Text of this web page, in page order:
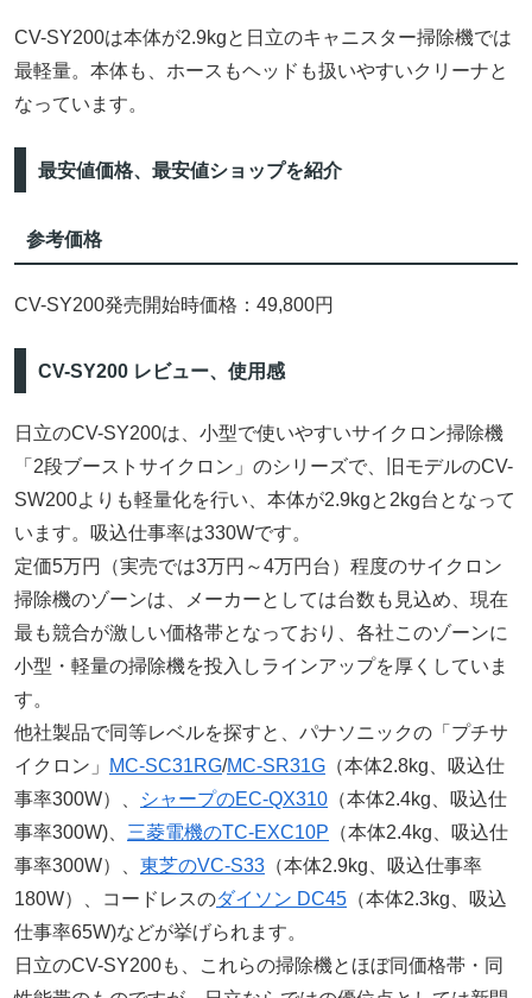
CV-SY200は本体が2.9kgと日立のキャニスター掃除機では
最軽量。本体も、ホースもヘッドも扱いやすいクリーナと
なっています。
最安値価格、最安値ショップを紹介
参考価格
CV-SY200発売開始時価格：49,800円
CV-SY200 レビュー、使用感
日立のCV-SY200は、小型で使いやすいサイクロン掃除機
「2段ブーストサイクロン」のシリーズで、旧モデルのCV-
SW200よりも軽量化を行い、本体が2.9kgと2kg台となって
います。吸込仕事率は330Wです。
定価5万円（実売では3万円～4万円台）程度のサイクロン
掃除機のゾーンは、メーカーとしては台数も見込め、現在
最も競合が激しい価格帯となっており、各社このゾーンに
小型・軽量の掃除機を投入しラインアップを厚くしていま
す。
他社製品で同等レベルを探すと、パナソニックの「プチサ
イクロン」
MC-SC31RG/MC-SR31G （本体2.8kg、吸込仕
事率300W）、
シャープのEC-QX310 （本体2.4kg、吸込仕
事率300W)、 三菱電機のTC-EXC10P （本体2.4kg、吸込仕
事率300W）、 東芝のVC-S33 （本体2.9kg、吸込仕事率
180W）、コードレスのダイソン DC45 （本体2.3kg、吸込
仕事率65W)などが挙げられます。
日立のCV-SY200も、これらの掃除機とほぼ同価格帯・同